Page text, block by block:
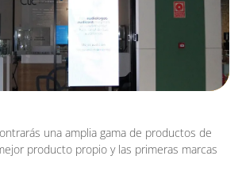
una amplia gama de productos de
producto propio y las primeras marcas